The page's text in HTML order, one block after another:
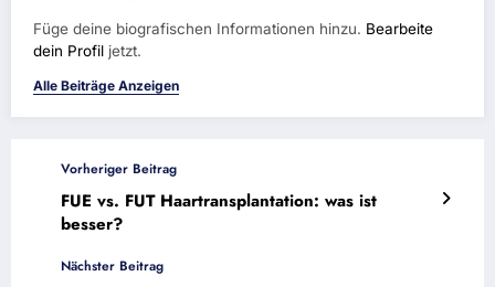
Füge deine biografischen Informationen hinzu. Bearbeite
dein Profil jetzt.
Alle Beiträge Anzeigen
Vorheriger Beitrag
FUE vs. FUT Haartransplantation: was ist
besser?
Nächster Beitrag